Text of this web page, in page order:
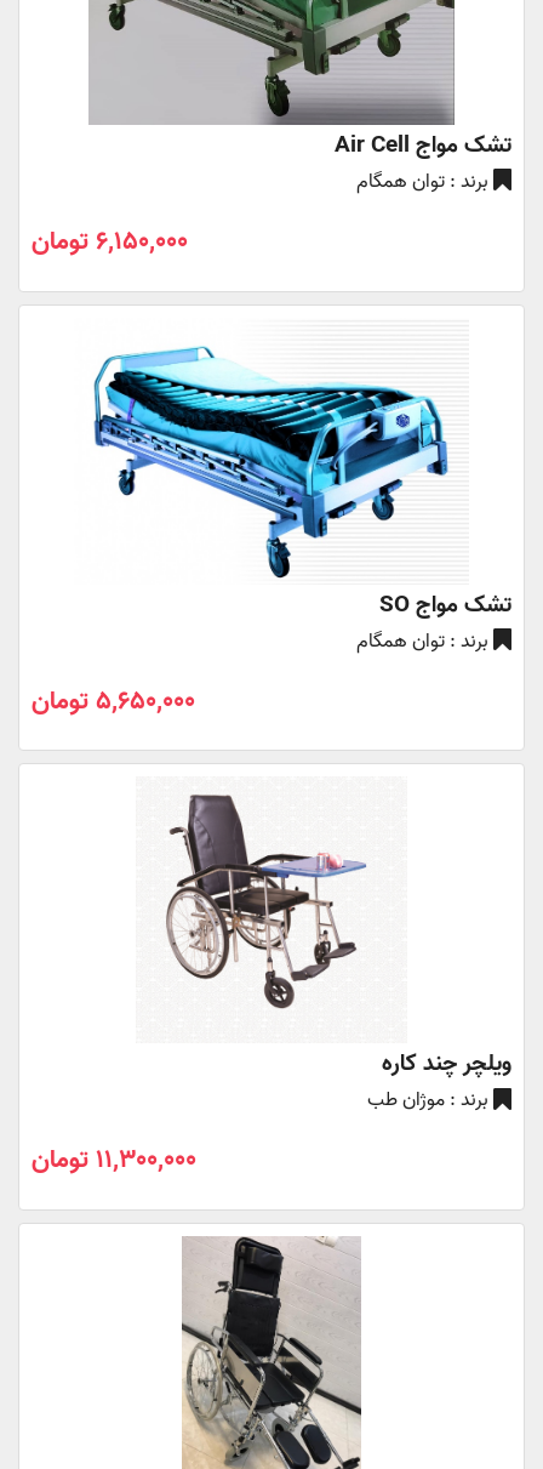
تشک مواج Air Cell
برند : توان همگام
6,150,000 تومان
تشک مواج SO
برند : توان همگام
5,650,000 تومان
ویلچر چند کاره
برند : موژان طب
11,300,000 تومان